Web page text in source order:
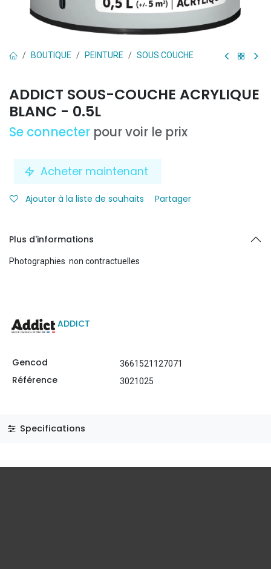
BOUTIQUE PEINTURE SOUS COUCHE
ADDICT SOUS-COUCHE ACRYLIQUE
BLANC - 0.5L
Se connecter pour voir le prix
Acheter maintenant
Ajouter à la liste de souhaits Partager
Plus d'informations
Photographies non contractuelles
ADDICT
Gencod 3661521127071
Référence 3021025
Specifications